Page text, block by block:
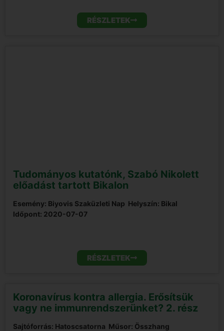
RÉSZLETEK
Tudományos kutatónk, Szabó Nikolett
előadást tartott Bikalon
Esemény: Biyovis Szaküzleti Nap Helyszín: Bikal
Időpont: 2020-07-07
RÉSZLETEK
Koronavírus kontra allergia. Erősítsük
vagy ne immunrendszerünket? 2. rész
Sajtóforrás: Hatoscsatorna Műsor: Összhang